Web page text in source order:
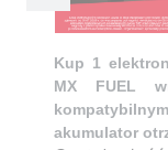
Kup 1
MX FUEL
akumulator